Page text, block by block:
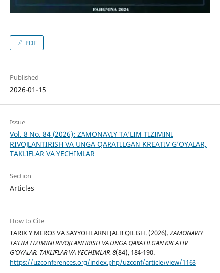
PDF
Published
2026-01-15
Issue
Vol. 8 No. 84 (2026): ZAMONAVIY TA’LIM TIZIMINI
RIVOJLANTIRISH VA UNGA QARATILGAN KREATIV G’OYALAR,
TAKLIFLAR VA YECHIMLAR
Section
Articles
How to Cite
TARIXIY MEROS VA SAYYOHLARNI JALB QILISH. (2026).ZAMONAVIY
TA’LIM TIZIMINI RIVOJLANTIRISH VA UNGA QARATILGAN KREATIV
G’OYALAR, TAKLIFLAR VA YECHIMLAR,8(84), 184-190.
https://uzconferences.org/index.php/uzconf/article/view/1163